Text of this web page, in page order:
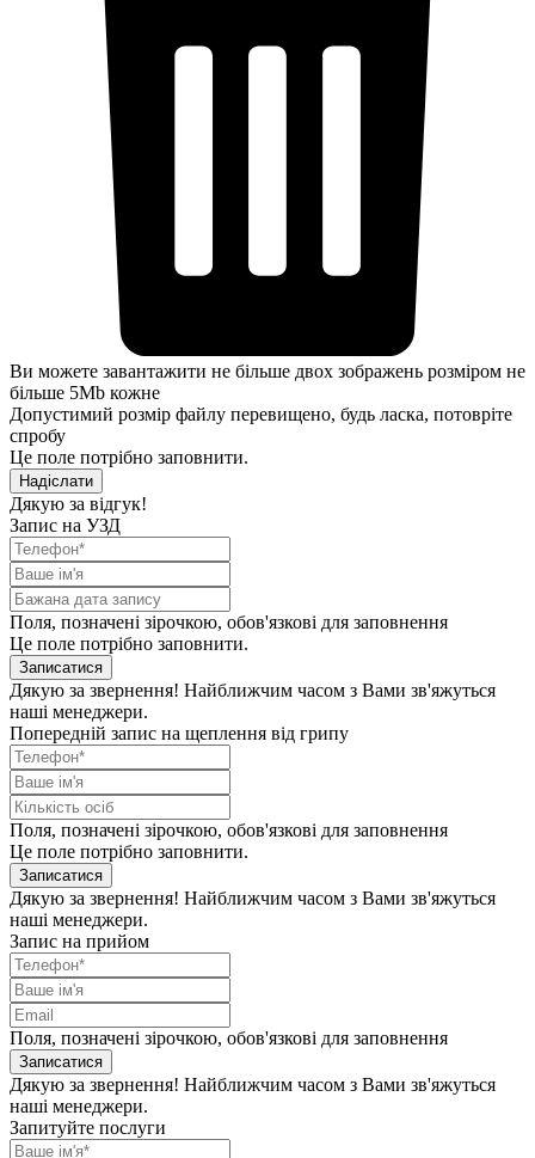
Ви можете завантажити не більше двох зображень розміром не
більше 5Mb кожне
Допустимий розмір файлу перевищено, будь ласка, потовріте
спробу
Це поле потрібно заповнити.
Надіслати
Дякую за відгук!
Запис на УЗД
Поля, позначені зірочкою, обов'язкові для заповнення
Це поле потрібно заповнити.
Записатися
Дякую за звернення! Найближчим часом з Вами зв'яжуться
наші менеджери.
Попередній запис на щеплення від грипу
Поля, позначені зірочкою, обов'язкові для заповнення
Це поле потрібно заповнити.
Записатися
Дякую за звернення! Найближчим часом з Вами зв'яжуться
наші менеджери.
Запис на прийом
Поля, позначені зірочкою, обов'язкові для заповнення
Записатися
Дякую за звернення! Найближчим часом з Вами зв'яжуться
наші менеджери.
Запитуйте послуги